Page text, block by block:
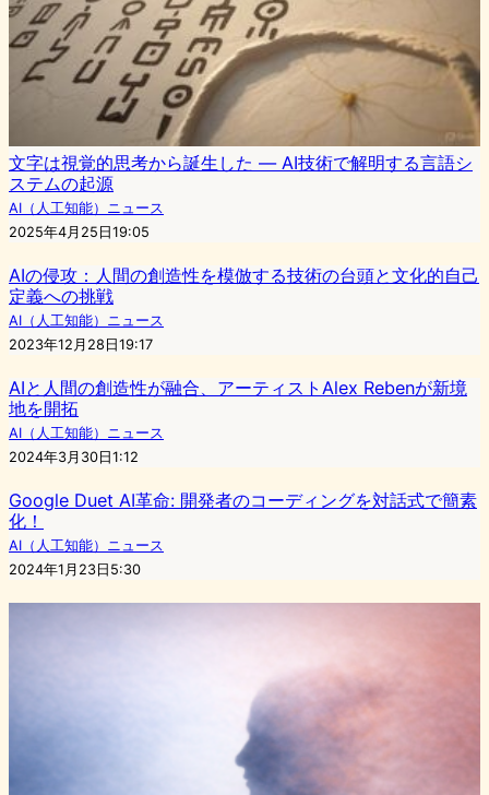
文字は視覚的思考から誕生した — AI技術で解明する言語シ
ステムの起源
AI（人工知能）ニュース
2025年4月25日19:05
AIの侵攻：人間の創造性を模倣する技術の台頭と文化的自己
定義への挑戦
AI（人工知能）ニュース
2023年12月28日19:17
AIと人間の創造性が融合、アーティストAlex Rebenが新境
地を開拓
AI（人工知能）ニュース
2024年3月30日1:12
Google Duet AI革命: 開発者のコーディングを対話式で簡素
化！
AI（人工知能）ニュース
2024年1月23日5:30